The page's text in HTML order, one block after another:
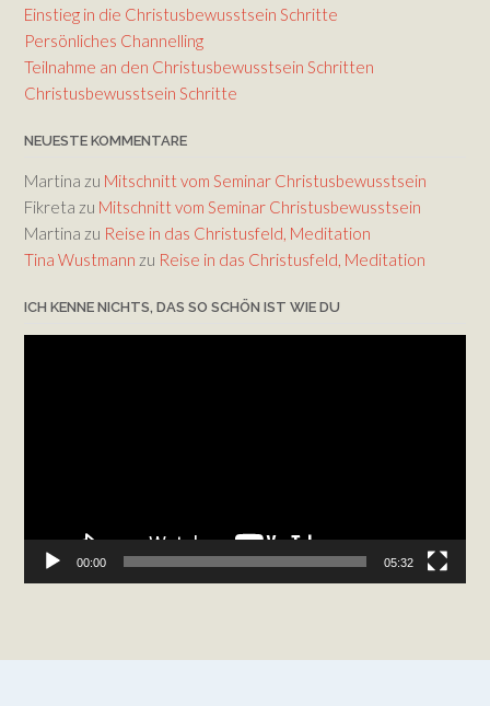
Einstieg in die Christusbewusstsein Schritte
Persönliches Channelling
Teilnahme an den Christusbewusstsein Schritten
Christusbewusstsein Schritte
NEUESTE KOMMENTARE
Martina zu Mitschnitt vom Seminar Christusbewusstsein
Fikreta zu Mitschnitt vom Seminar Christusbewusstsein
Martina zu Reise in das Christusfeld, Meditation
Tina Wustmann zu Reise in das Christusfeld, Meditation
ICH KENNE NICHTS, DAS SO SCHÖN IST WIE DU
00:00 05:32